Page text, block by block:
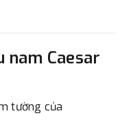
23 phố Cát Linh,
nam Caesar
tường của